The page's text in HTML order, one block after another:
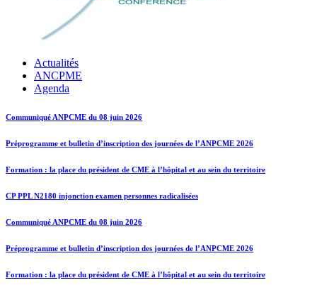
Actualités
ANCPME
Agenda
Communiqué ANPCME du 08 juin 2026
Préprogramme et bulletin d’inscription des journées de l’ANPCME 2026
Formation : la place du président de CME à l’hôpital et au sein du territoire
CP PPL N2180 injonction examen personnes radicalisées
Communiqué ANPCME du 08 juin 2026
Préprogramme et bulletin d’inscription des journées de l’ANPCME 2026
Formation : la place du président de CME à l’hôpital et au sein du territoire